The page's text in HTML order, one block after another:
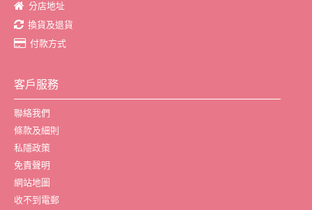
分店地址
換貨及退貨
付款方式
客戶服務
聯絡我們
條款及細則
私隱政策
免責聲明
網站地圖
收不到電郵